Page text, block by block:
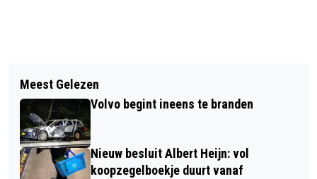
TOUR DE BROCANTE OP DE
BOSCHHOEVE IN WOLFHEZE
ALLES AL VERSIERD VOOR HET WK?
HEB JE AAN DE VEILIGHEID EN
BEREIKBAARHEID GEDACHT?
Meest Gelezen
Volvo begint ineens te branden
Nieuw besluit Albert Heijn: vol
koopzegelboekje duurt vanaf